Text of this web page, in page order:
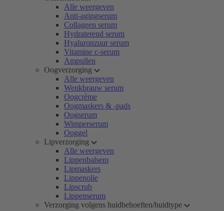
Alle weergeven
Anti-agingserum
Collageen serum
Hydraterend serum
Hyaluronzuur serum
Vitamine c-serum
Ampullen
Oogverzorging
Alle weergeven
Wenkbrauw serum
Oogcrème
Oogmaskers & -pads
Oogserum
Wimperserum
Ooggel
Lipverzorging
Alle weergeven
Lippenbalsem
Lipmaskers
Lippenolie
Lipscrub
Lippenserum
Verzorging volgens huidbehoeften/huidtype